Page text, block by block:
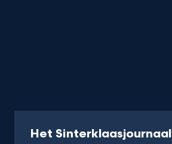
Het Sinterklaasjournaal